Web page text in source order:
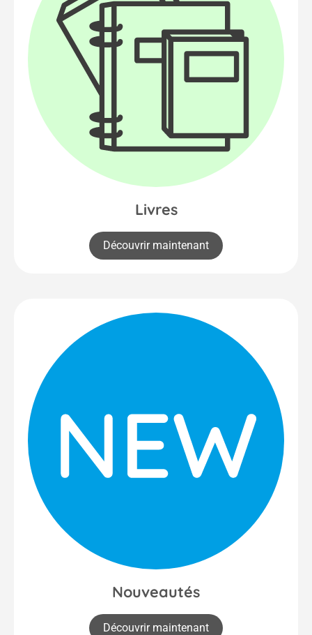
Livres
Découvrir maintenant
Nouveautés
Découvrir maintenant